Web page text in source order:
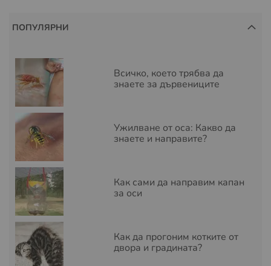
ПОПУЛЯРНИ
Всичко, което трябва да
знаете за дървениците
Ужилване от оса: Какво да
знаете и направите?
Как сами да направим капан
за оси
Как да прогоним котките от
двора и градината?